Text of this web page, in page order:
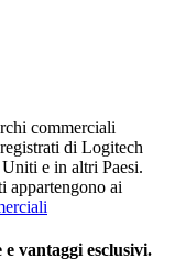
commerciali
di Logitech
e in altri Paesi.
appartengono ai
vantaggi esclusivi.